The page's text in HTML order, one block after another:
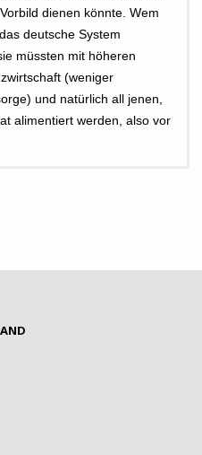
dienen könnte. Wem
deutsche System
müssten mit höheren
(weniger
und natürlich all jenen,
alimentiert werden, also vor